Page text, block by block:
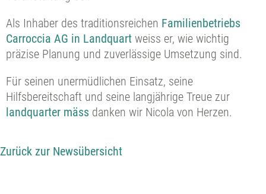
Als Inhaber des traditionsreichen Familienbetriebs
Carroccia AG in Landquart weiss er, wie wichtig
präzise Planung und zuverlässige Umsetzung sind.
Für seinen unermüdlichen Einsatz, seine
Hilfsbereitschaft und seine langjährige Treue zur
landquarter mäss danken wir Nicola von Herzen.
Zurück zur Newsübersicht